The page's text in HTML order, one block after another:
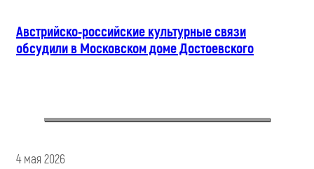
Австрийско-российские культурные связи
обсудили в Московском доме Достоевского
4 мая 2026